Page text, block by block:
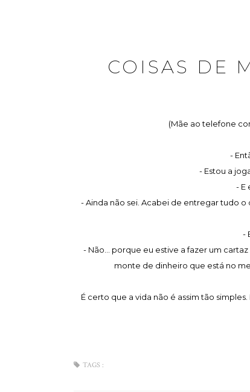
COISAS DE
(Mãe ao telefone
-
- Estou a
- E
- Ainda não sei. Acabei de entregar tudo
-
- Não... porque eu estive a fazer um
monte de dinheiro que está no
É certo que a vida não é assim tão
TAGS :